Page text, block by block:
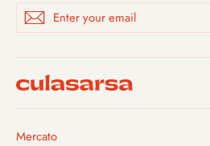
Enter
your
email
Subscribe
Mercato